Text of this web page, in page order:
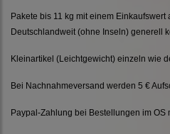
Pakete bis 11 kg mit einem
Deutschlandweit (ohne Inseln) generell
Kleinartikel (Leichtgewicht) einzeln wie
Bei Nachnahmeversand werden 5 €
Paypal-Zahlung bei Bestellungen im OS